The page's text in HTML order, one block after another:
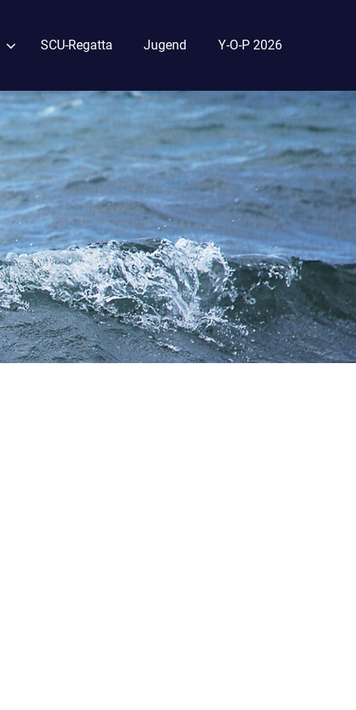
SCU-Regatta Jugend Y-O-P 2026